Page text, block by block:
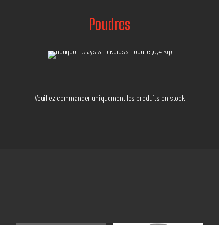
Poudres
Veuillez commander uniquement les produits en stock